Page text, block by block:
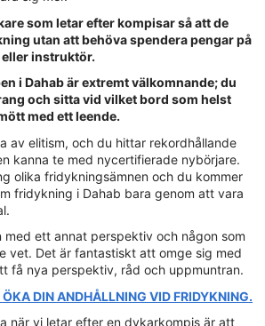
som letar efter kompisar så att de
utan att behöva spendera pengar på
instruktör.
i Dahab är extremt välkomnande; du
och sitta vid vilket bord som helst
med ett leende.
av elitism, och du hittar rekordhållande
kanna te med nycertifierade nybörjare.
olika fridykningsämnen och du kommer
fridykning i Dahab bara genom att vara
med ett annat perspektiv och någon som
vet. Det är fantastiskt att omge sig med
få nya perspektiv, råd och uppmuntran.
DIN ANDHÅLLNING VID FRIDYKNING.
när vi letar efter en dykarkompis är att